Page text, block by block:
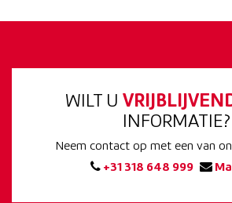
WILT U
INFORMATIE?
Neem contact op met een van
+31 318 648 999